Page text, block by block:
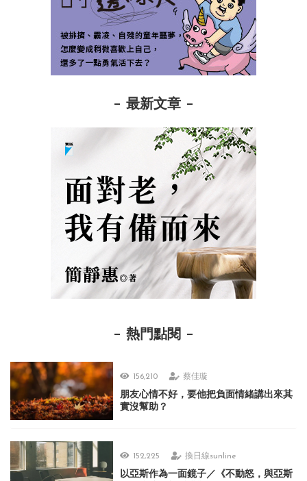
最新文章
熱門點閱
156,210 蔡佳璇
朋友心情不好，要他把負面情緒講出來其
實沒幫助？
152,225 換日線sunline
以亞斯作為一面鏡子／《不動怒，與亞斯